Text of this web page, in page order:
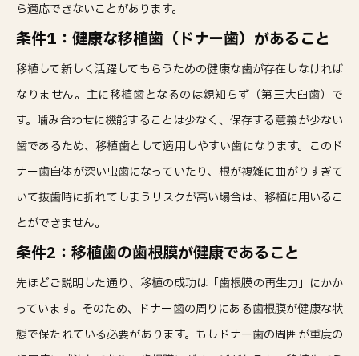
ら適応できないことがあります。
条件1：健康な移植歯（ドナー歯）があること
移植して新しく活躍してもらうための健康な歯が存在しなければ
なりません。主に移植歯となるのは親知らず（第三大臼歯）で
す。噛み合わせに機能することは少なく、保存する意義が少ない
歯であるため、移植歯として適用しやすい歯になります。このド
ナー歯自体が深い虫歯になっていたり、根が複雑に曲がりすぎて
いて抜歯時に折れてしまうリスクが高い場合は、移植に用いるこ
とができません。
条件2：移植歯の歯根膜が健康であること
先ほどご説明した通り、移植の成功は「歯根膜の再生力」にかか
っています。そのため、ドナー歯の周りにある歯根膜が健康な状
態で保たれている必要があります。もしドナー歯の周囲が重度の